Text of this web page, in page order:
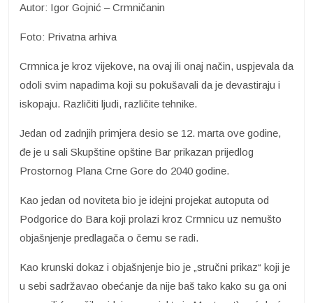
Autor: Igor Gojnić – Crmničanin
Foto: Privatna arhiva
Crmnica je kroz vijekove, na ovaj ili onaj način, uspjevala da
odoli svim napadima koji su pokušavali da je devastiraju i
iskopaju. Različiti ljudi, različite tehnike.
Jedan od zadnjih primjera desio se 12. marta ove godine,
đe je u sali Skupštine opštine Bar prikazan prijedlog
Prostornog Plana Crne Gore do 2040 godine.
Kao jedan od noviteta bio je idejni projekat autoputa od
Podgorice do Bara koji prolazi kroz Crmnicu uz nemušto
objašnjenje predlagača o čemu se radi.
Kao krunski dokaz i objašnjenje bio je „stručni prikaz“ koji je
u sebi sadržavao obećanje da nije baš tako kako su ga oni